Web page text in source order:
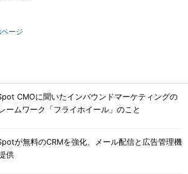
ージ
CMOに聞いたインバウンドマーケティングの
ームワーク「フライホイール」のこと
が無料のCRMを強化、メール配信と広告管理機
供